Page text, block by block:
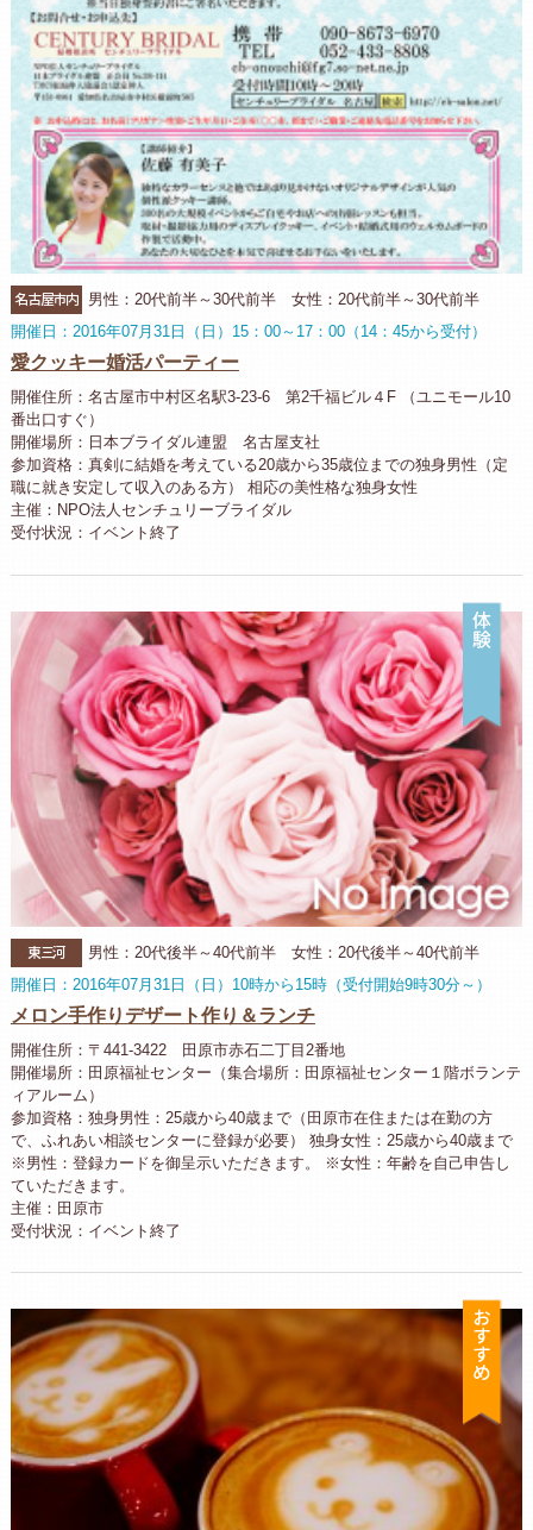
名古屋市内
男性：20代前半～30代前半 女性：20代前半～30代前半
開催日：2016年07月31日（日）15：00～17：00（14：45から受付）
愛クッキー婚活パーティー
開催住所：名古屋市中村区名駅3-23-6 第2千福ビル４F （ユニモール10
番出口すぐ）
開催場所：日本ブライダル連盟 名古屋支社
参加資格：真剣に結婚を考えている20歳から35歳位までの独身男性（定
職に就き安定して収入のある方） 相応の美性格な独身女性
主催：NPO法人センチュリーブライダル
受付状況：イベント終了
体
東三河
男性：20代後半～40代前半 女性：20代後半～40代前半
開催日：2016年07月31日（日）10時から15時（受付開始9時30分～）
メロン手作りデザート作り＆ランチ
開催住所：〒441-3422 田原市赤石二丁目2番地
開催場所：田原福祉センター（集合場所：田原福祉センター１階ボランテ
ィアルーム）
参加資格：独身男性：25歳から40歳まで（田原市在住または在勤の方
で、ふれあい相談センターに登録が必要） 独身女性：25歳から40歳まで
※男性：登録カードを御呈示いただきます。 ※女性：年齢を自己申告し
ていただきます。
主催：田原市
受付状況：イベント終了
お